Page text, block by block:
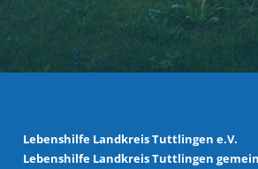
Lebenshilfe Landkreis Tuttlingen e.V.
Lebenshilfe Landkreis Tuttlingen